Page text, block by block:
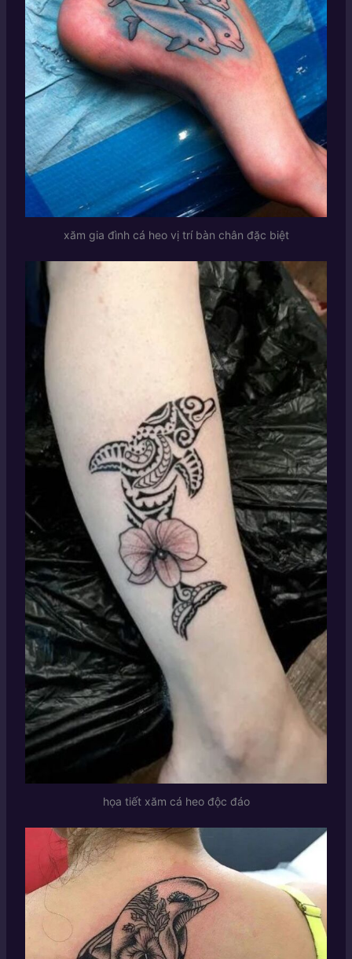
xăm gia đình cá heo vị trí bàn chân đặc biệt
họa tiết xăm cá heo độc đáo